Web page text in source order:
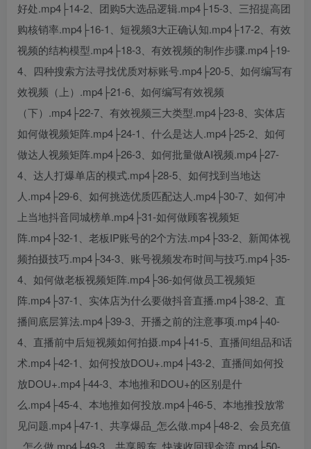
好处.mp4├14-2、团购5大选品逻辑.mp4├15-3、三招提高团
购核销率.mp4├16-1、短视频3大正确认知.mp4├17-2、有效
视频的结构模型.mp4├18-3、有效视频的制作步骤.mp4├19-
4、四种搜索方法寻找优质对标账号.mp4├20-5、如何编写有
效视频（上）.mp4├21-6、如何编写有效视频
（下）.mp4├22-7、有效视频三大类型.mp4├23-8、实体店
如何做视频矩阵.mp4├24-1、什么是达人.mp4├25-2、如何
做达人视频矩阵.mp4├26-3、如何批量做AI视频.mp4├27-
4、达人打爆单店的模式.mp4├28-5、如何找到当地达
人.mp4├29-6、如何挑选优质匹配达人.mp4├30-7、如何冲
上当地抖音同城榜单.mp4├31-如何做顾客视频矩
阵.mp4├32-1、老板IP账号的2个方法.mp4├33-2、新闻体视
频拍摄技巧.mp4├34-3、账号视频发布时间与技巧.mp4├35-
4、如何做老板视频矩阵.mp4├36-如何做员工视频矩
阵.mp4├37-1、实体店为什么要做抖音直播.mp4├38-2、直
播间底层算法.mp4├39-3、开播之前的注意事项.mp4├40-
4、直播前中后短视频如何拍摄.mp4├41-5、直播间组品和话
术.mp4├42-1、如何投放DOU+.mp4├43-2、直播间如何投
放DOU+.mp4├44-3、本地推和DOU+的区别是什
么.mp4├45-4、本地推如何投放.mp4├46-5、本地推投放常
见问题.mp4├47-1、共享爆品_怎么做.mp4├48-2、会员充值
_怎么做.mp4├49-3、共享股东_快速收回现金流.mp4├50-